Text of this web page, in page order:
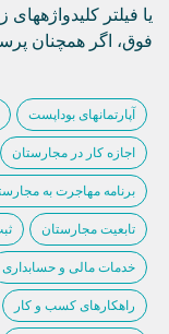
یا فیلتر
فوق، اگر همچنان
آپارتمانهای بوداپست
اجازه کار در مجارستان
برنامه مهاجرت به
تابعیت مجارستان
خدمات مالی و حسابداری
راهکارهای کسب و کار